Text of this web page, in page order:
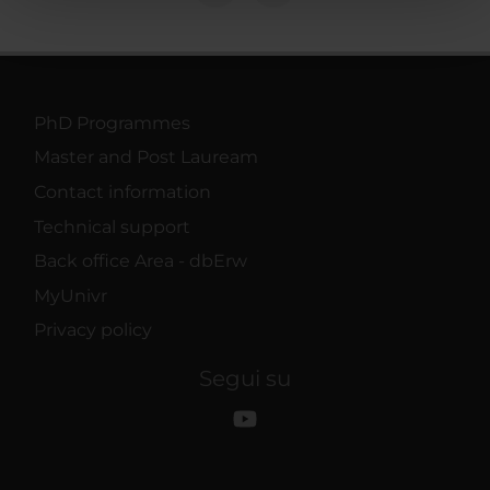
PhD Programmes
Master and Post Lauream
Contact information
Technical support
Back office Area - dbErw
MyUnivr
Privacy policy
Segui su